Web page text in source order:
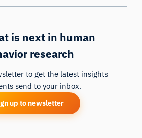
is next in human
research
to get the latest insights
send to your inbox.
up to newsletter